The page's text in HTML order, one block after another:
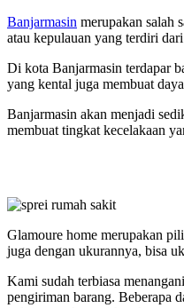
Banjarmasin merupakan salah
atau kepulauan yang terdiri
Di kota Banjarmasin terdapar
yang kental juga membuat
Banjarmasin akan menjadi
membuat tingkat kecelakaan
Glamoure home merupakan
juga dengan ukurannya, bisa
Kami sudah terbiasa
pengiriman barang. Beberapa